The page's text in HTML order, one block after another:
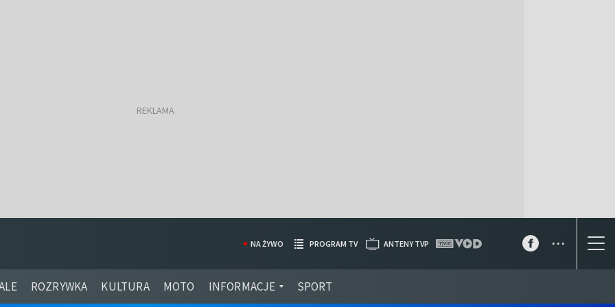
ROZRYWKA KULTURA MOTO INFORMACJE SPORT
NA ŻYWO PROGRAM TV ANTENY TVP ...